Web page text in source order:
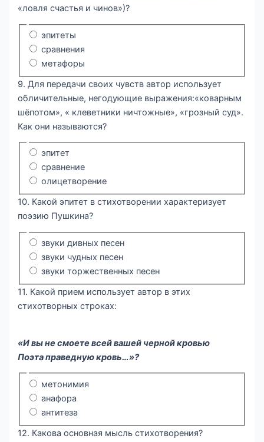
«ловля счастья и чинов»)?
эпитеты
сравнения
метафоры
9. Для передачи своих чувств автор использует
обличительные, негодующие выражения:«коварным
шёпотом», « клеветники ничтожные», «грозный суд».
Как они называются?
эпитет
сравнение
олицетворение
10. Какой эпитет в стихотворении характеризует
поэзию Пушкина?
звуки дивных песен
звуки чудных песен
звуки торжественных песен
11. Какой прием использует автор в этих
стихотворных строках:
«И вы не смоете всей вашей черной кровью
Поэта праведную кровь…»?
метонимия
анафора
антитеза
12. Какова основная мысль стихотворения?